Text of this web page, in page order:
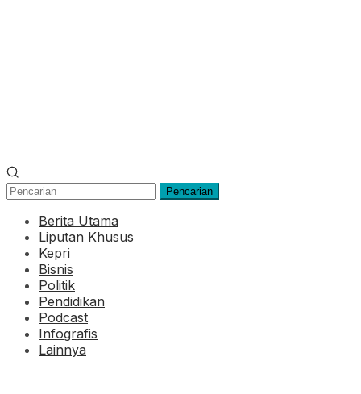
Pencarian
Berita Utama
Liputan Khusus
Kepri
Bisnis
Politik
Pendidikan
Podcast
Infografis
Lainnya